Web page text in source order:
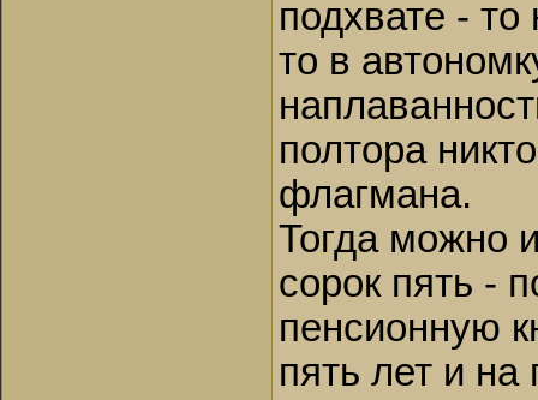
подхвате -
то в
полтора
флагмана.
Тогда можно
сорок пять -
пенсионную
пять лет и